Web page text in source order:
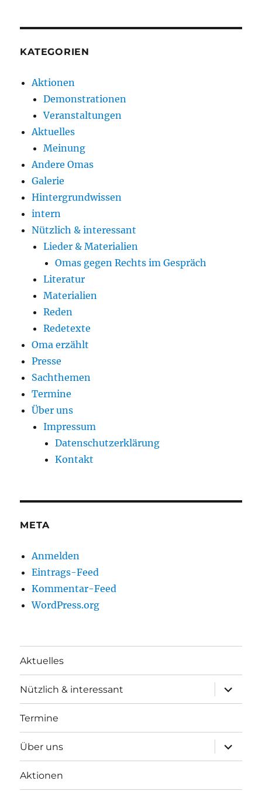
KATEGORIEN
Aktionen
Demonstrationen
Veranstaltungen
Aktuelles
Meinung
Andere Omas
Galerie
Hintergrundwissen
intern
Nützlich & interessant
Lieder & Materialien
Omas gegen Rechts im Gespräch
Literatur
Materialien
Reden
Redetexte
Oma erzählt
Presse
Sachthemen
Termine
Über uns
Impressum
Datenschutzerklärung
Kontakt
META
Anmelden
Eintrags-Feed
Kommentar-Feed
WordPress.org
Aktuelles
Nützlich & interessant
anzeigen
Termine
Über uns
anzeigen
Aktionen